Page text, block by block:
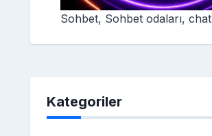
Sohbet, Sohbet odaları, chat
Kategoriler